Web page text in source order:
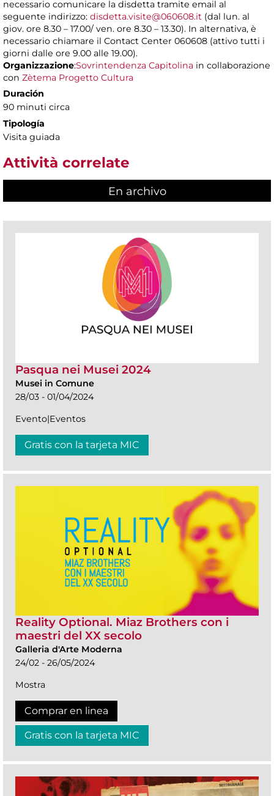
necessario comunicare la disdetta tramite email al
seguente indirizzo: disdetta.visite@060608.it (dal lun. al
giov. ore 8.30 – 17.00/ ven. ore 8.30 – 13.30). In alternativa, è
necessario chiamare il Contact Center 060608 (attivo tutti i
giorni dalle ore 9.00 alle 19.00).
Organizzazione:Sovrintendenza Capitolina in collaborazione
con Zètema Progetto Cultura
Duración
90 minuti circa
Tipología
Visita guiada
Attività correlate
En archivo
Pasqua nei Musei 2024
Musei in Comune
28/03 - 01/04/2024
Evento|Eventos
Gratis con la tarjeta MIC
Reality Optional. Miaz Brothers con i
maestri del XX secolo
Galleria d'Arte Moderna
24/02 - 26/05/2024
Mostra
Comprar en linea
Gratis con la tarjeta MIC